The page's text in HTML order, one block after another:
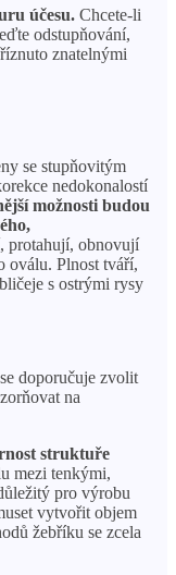
účesu. Chcete-li
odstupňování,
znatelnými
se stupňovitým
nedokonalostí
možnosti budou
protahují, obnovují
oválu. Plnost tváří,
s ostrými rysy
doporučuje zvolit
na
struktuře
mezi tenkými,
pro výrobu
vytvořit objem
žebříku se zcela